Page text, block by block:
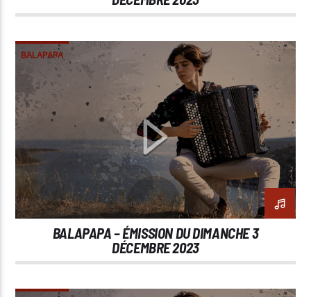
BALAPAPA
BALAPAPA – ÉMISSION DU DIMANCHE 3
DÉCEMBRE 2023